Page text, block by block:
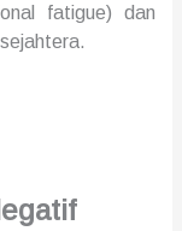
fatigue) dan
ejahtera.